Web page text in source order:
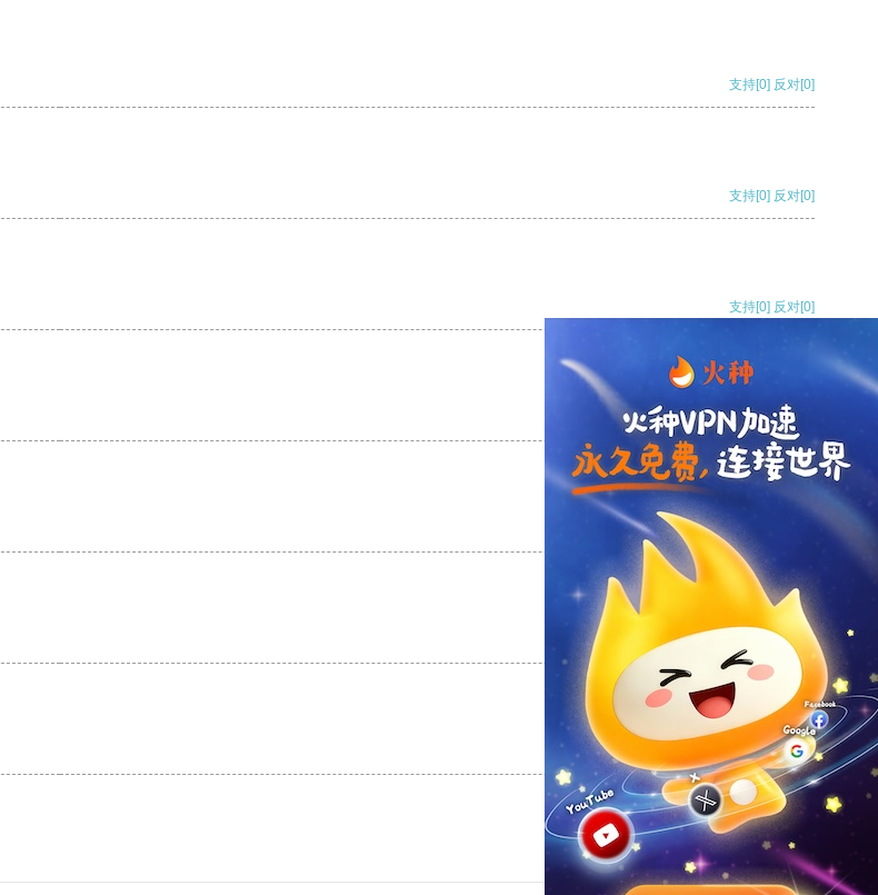
支持[0] 反对[0]
支持[0] 反对[0]
支持[0] 反对[0]
支持[0] 反对
支持
反对 [0]
支持[0] 反对[0]